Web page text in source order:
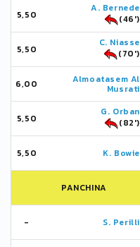
5,50
A. Bernede
(46')
5,50
C. Niasse
(70')
6,00 Almoatasem Al
Musrati
5,50
G. Orban
(82')
5,50 K. Bowie
PANCHINA
- S. Perilli